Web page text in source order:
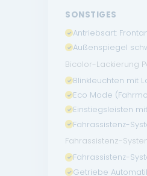
SONSTIGES
Antriebsart:
Außenspiegel
Bicolor-Lackierung
Blinkleuchten mit
Eco Mode
Einstiegsleisten
Fahrassistenz-
Fahrassistenz-
Fahrassistenz-
Getriebe